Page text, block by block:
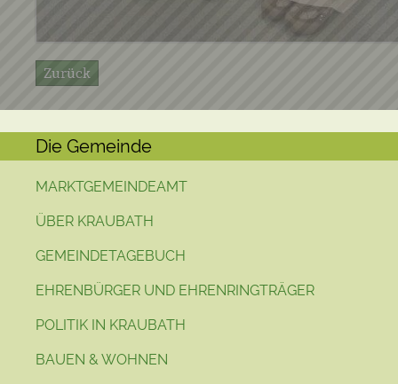
Zurück
Die Gemeinde
MARKTGEMEINDEAMT
ÜBER KRAUBATH
GEMEINDETAGEBUCH
EHRENBÜRGER UND EHRENRINGTRÄGER
POLITIK IN KRAUBATH
BAUEN & WOHNEN